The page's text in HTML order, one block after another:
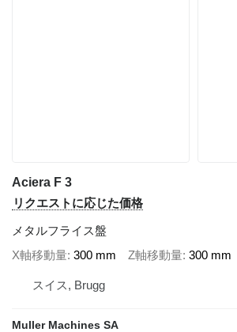
Aciera F 3
リクエストに応じた価格
メタルフライス盤
X軸移動量 300 mm Z軸移動量 300 mm
スイス, Brugg
Muller Machines SA